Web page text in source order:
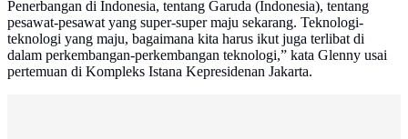
Penerbangan di Indonesia, tentang Garuda (Indonesia), tentang
pesawat-pesawat yang super-super maju sekarang. Teknologi-
teknologi yang maju, bagaimana kita harus ikut juga terlibat di
dalam perkembangan-perkembangan teknologi,” kata Glenny usai
pertemuan di Kompleks Istana Kepresidenan Jakarta.